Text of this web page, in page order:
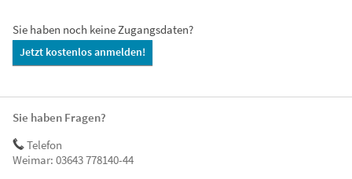
Sie haben noch keine Zugangsdaten?
Jetzt kostenlos anmelden!
Sie haben Fragen?
Telefon
Weimar: 03643 778140-44